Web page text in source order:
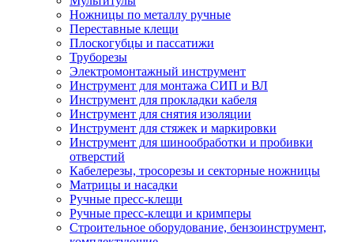
Ножницы по металлу ручные
Переставные клещи
Плоскогубцы и пассатижи
Труборезы
Электромонтажный инструмент
Инструмент для монтажа СИП и ВЛ
Инструмент для прокладки кабеля
Инструмент для снятия изоляции
Инструмент для стяжек и маркировки
Инструмент для шинообработки и пробивки
отверстий
Кабелерезы, тросорезы и секторные ножницы
Матрицы и насадки
Ручные пресс-клещи
Ручные пресс-клещи и кримперы
Строительное оборудование, бензоинструмент,